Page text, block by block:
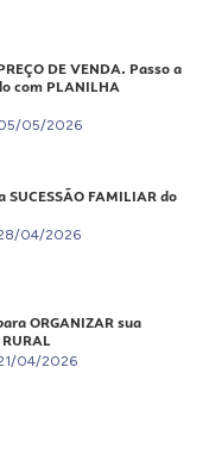
DE VENDA. Passo a
com PLANILHA
05/2026
SUCESSÃO FAMILIAR do
04/2026
ORGANIZAR sua
04/2026